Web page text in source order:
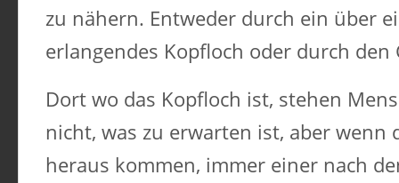
zu nähern. Entweder durch ein über
erlangendes Kopfloch oder durch den
Dort wo das Kopfloch ist, stehen
nicht, was zu erwarten ist, aber wenn
heraus kommen, immer einer nach